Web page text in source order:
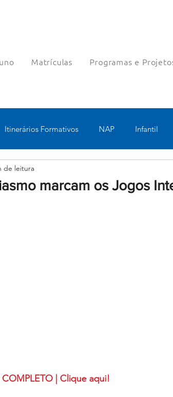
Matrículas Programas e
Itinerários Formativos NAP Infantil
Esportes
marcam os Jogos
de leitura
| Clique aqui!